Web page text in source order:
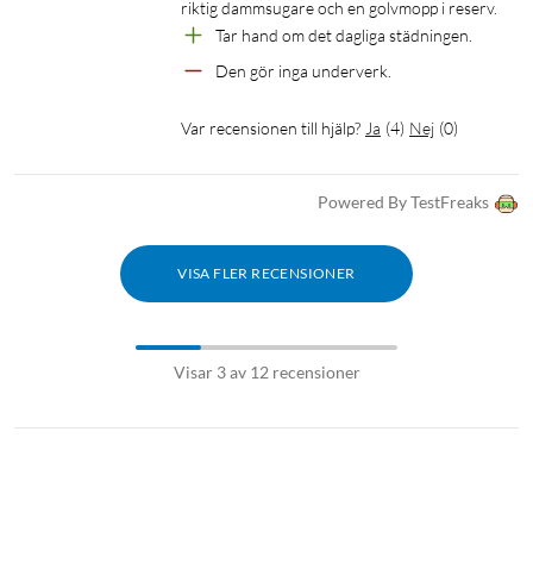
hjälp av PreciSense LIDAR-navigering skannas ditt hem av och
en detaljerad karta skapas. Kartsystemet för Roborock S8
MaxV Ultra har stöd för flera våningar.
riktig dammsugare och en golvmopp i reserv.
Tar hand om det dagliga städningen.
Den gör inga underverk.
Var recensionen till hjälp? Ja (4) Nej (0)
Powered By TestFreaks
VISA FLER RECENSIONER
Visar 3 av 12 recensioner